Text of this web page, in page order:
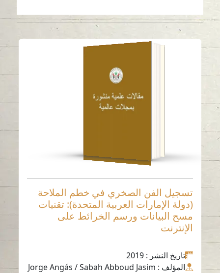
تسجيل الفن الصخري
في خطم الملاحة (دولة
الإمارات العربية
المتحدة): تقنيات مسح
البيانات ورسم الخرائط
على الإنترنت
قراءة باللغة
تسجيل الفن الصخري في خطم الملاحة
(دولة الإمارات العربية المتحدة): تقنيات
مسح البيانات ورسم الخرائط على
الإنترنت
تاريخ النشر: 2019
المؤلف
: Jorge Angás / Sabah Abboud Jasim